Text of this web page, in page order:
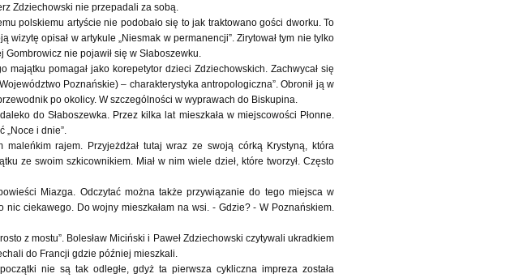
Zdziechowski nie przepadali za sobą.
polskiemu artyście nie podobało się to jak traktowano gości dworku. To
wizytę opisał w artykule „Niesmak w permanencji”. Zirytował tym nie tylko
nie pojawił się w Słaboszewku.
majątku pomagał jako korepetytor dzieci Zdziechowskich. Zachwycał się
Poznańskie) – charakterystyka antropologiczna”. Obronił ją w
po okolicy. W szczególności w wyprawach do Biskupina.
do Słaboszewka. Przez kilka lat mieszkała w miejscowości Płonne.
„Noce i dnie”.
rajem. Przyjeżdżał tutaj wraz ze swoją córką Krystyną, która
ze swoim szkicownikiem. Miał w nim wiele dzieł, które tworzył. Często
Miazga. Odczytać można także przywiązanie do tego miejsca w
ciekawego. Do wojny mieszkałam na wsi. - Gdzie? - W Poznańskiem.
z mostu”. Bolesław Miciński i Paweł Zdziechowski czytywali ukradkiem
do Francji gdzie później mieszkali.
nie są tak odległe, gdyż ta pierwsza cykliczna impreza została